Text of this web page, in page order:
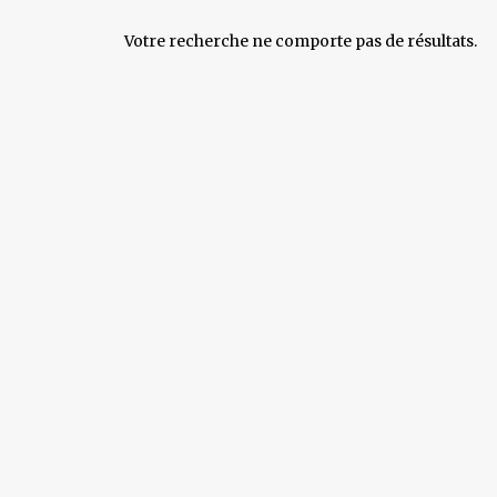
Votre recherche ne comporte pas de résultats.